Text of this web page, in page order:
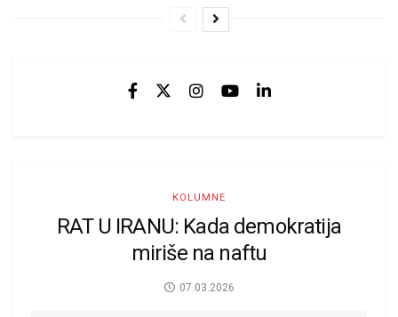
KOLUMNE
RAT U IRANU: Kada demokratija
miriše na naftu
07.03.2026